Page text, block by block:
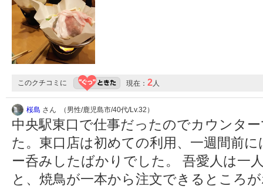
このクチコミに 現在： 2人
桜島 さん （男性/鹿児島市/40代/Lv.32）
中央駅東口で仕事だったのでカウンタ
た。東口店は初めての利用、一週間前
ー呑みしたばかりでした。 吾愛人は一
と、焼鳥が一本から注文できるところ